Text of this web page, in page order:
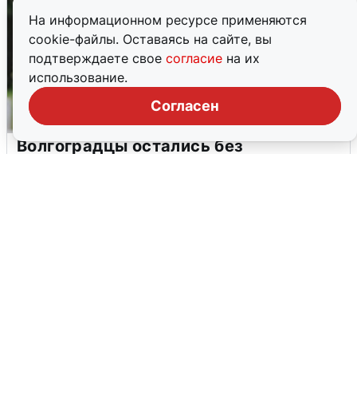
На информационном ресурсе применяются
cookie-файлы. Оставаясь на сайте, вы
подтверждаете свое согласие на их
использование.
Согласен
Волгоградцы остались без